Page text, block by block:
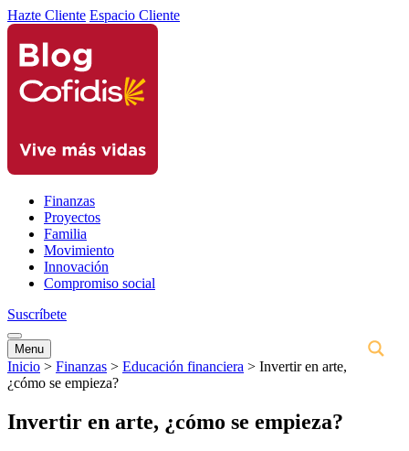
Hazte Cliente Espacio Cliente
Finanzas
Proyectos
Familia
Movimiento
Innovación
Compromiso social
Suscríbete
Menu
Inicio > Finanzas > Educación financiera > Invertir en arte,
¿cómo se empieza?
Invertir en arte, ¿cómo se empieza?